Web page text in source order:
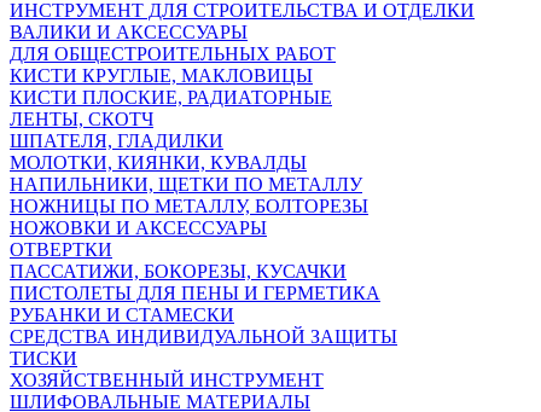
ИНСТРУМЕНТ ДЛЯ СТРОИТЕЛЬСТВА И ОТДЕЛКИ
ВАЛИКИ И АКСЕССУАРЫ
ДЛЯ ОБЩЕСТРОИТЕЛЬНЫХ РАБОТ
КИСТИ КРУГЛЫЕ, МАКЛОВИЦЫ
КИСТИ ПЛОСКИЕ, РАДИАТОРНЫЕ
ЛЕНТЫ, СКОТЧ
ШПАТЕЛЯ, ГЛАДИЛКИ
МОЛОТКИ, КИЯНКИ, КУВАЛДЫ
НАПИЛЬНИКИ, ЩЕТКИ ПО МЕТАЛЛУ
НОЖНИЦЫ ПО МЕТАЛЛУ, БОЛТОРЕЗЫ
НОЖОВКИ И АКСЕССУАРЫ
ОТВЕРТКИ
ПАССАТИЖИ, БОКОРЕЗЫ, КУСАЧКИ
ПИСТОЛЕТЫ ДЛЯ ПЕНЫ И ГЕРМЕТИКА
РУБАНКИ И СТАМЕСКИ
СРЕДСТВА ИНДИВИДУАЛЬНОЙ ЗАЩИТЫ
ТИСКИ
ХОЗЯЙСТВЕННЫЙ ИНСТРУМЕНТ
ШЛИФОВАЛЬНЫЕ МАТЕРИАЛЫ